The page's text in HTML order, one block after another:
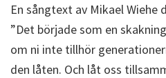
En sångtext av Mikael Wiehe
”Det började som en
om ni inte tillhör
den låten. Och låt oss